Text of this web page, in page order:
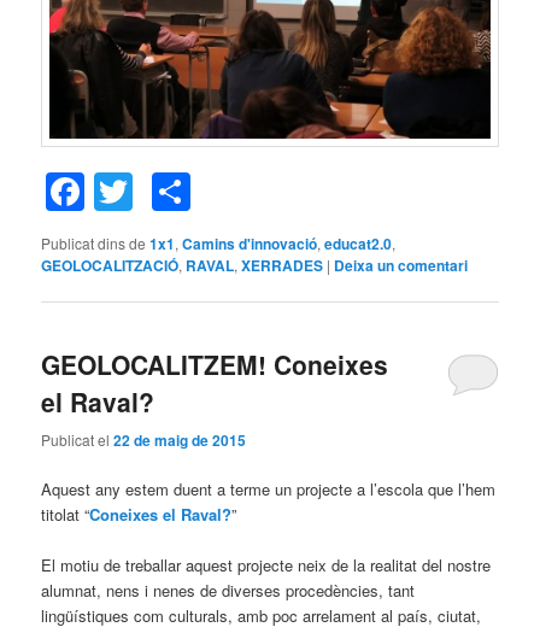
Facebook
Twitter
Publicat dins de 1x1,Camins d'innovació,educat2.0,
GEOLOCALITZACIÓ, RAVAL,XERRADES | Deixa un comentari
GEOLOCALITZEM! Coneixes
el Raval?
Publicat el22 de maig de 2015
Aquest any estem duent a terme un projecte a l’escola que l’hem
titolat “Coneixes el Raval?”
El motiu de treballar aquest projecte neix de la realitat del nostre
alumnat, nens i nenes de diverses procedències, tant
lingüístiques com culturals, amb poc arrelament al país, ciutat,